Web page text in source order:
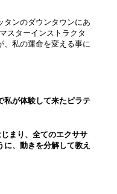
タンのダウンタウンにあ
スターインストラクタ
、私の運命を変える事に
私が体験して来たピラテ
まり、全てのエクササ
、動きを分解して教え